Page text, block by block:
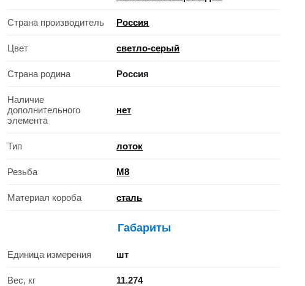
Страна производитель Россия
Цвет светло-серый
Страна родина Россия
Наличие
дополнительного
элемента
нет
Тип лоток
Резьба M8
Материал короба сталь
Габариты
Единица измерения шт
Вес, кг 11.274